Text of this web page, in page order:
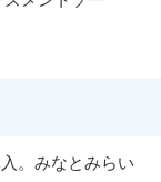
。みなとみらい